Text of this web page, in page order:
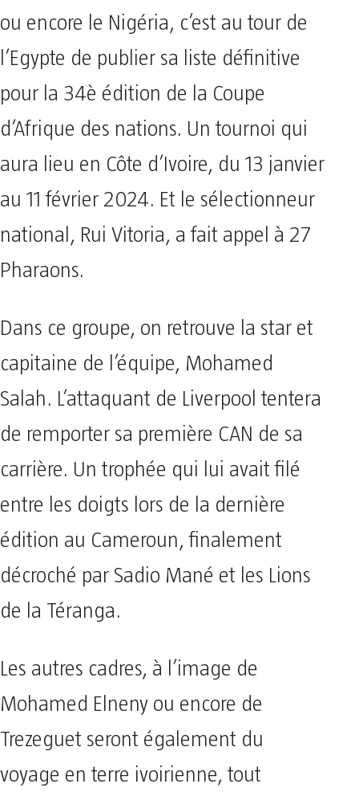
ou encore le Nigéria, c’est au tour de
l’Egypte de publier sa liste définitive
pour la 34è édition de la Coupe
d’Afrique des nations. Un tournoi qui
aura lieu en Côte d’Ivoire, du 13 janvier
au 11 février 2024. Et le sélectionneur
national, Rui Vitoria, a fait appel à 27
Pharaons.
Dans ce groupe, on retrouve la star et
capitaine de l’équipe, Mohamed
Salah. L’attaquant de Liverpool tentera
de remporter sa première CAN de sa
carrière. Un trophée qui lui avait filé
entre les doigts lors de la dernière
édition au Cameroun, finalement
décroché par Sadio Mané et les Lions
de la Téranga.
Les autres cadres, à l’image de
Mohamed Elneny ou encore de
Trezeguet seront également du
voyage en terre ivoirienne, tout